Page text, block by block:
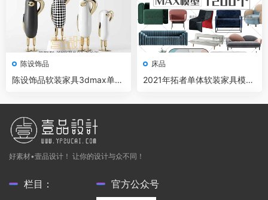
陈设饰品
陈设饰品软装家具3dmax单体
床品
2021年拓者单体软装家具模型
好素材•壹品设计！ 让你的设计与众不同！
栏目： 官方公众号